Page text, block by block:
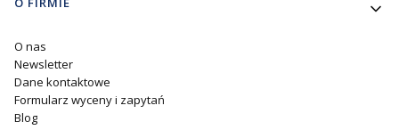
O nas
Newsletter
Dane kontaktowe
Formularz wyceny i zapytań
Blog